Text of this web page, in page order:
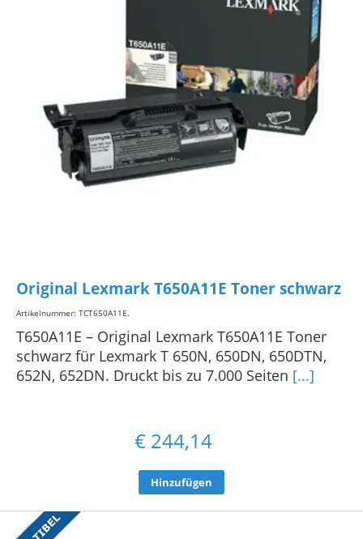
Original Lexmark T650A11E Toner schwarz
Artikelnummer: TCT650A11E.
T650A11E – Original Lexmark T650A11E Toner
schwarz für Lexmark T 650N, 650DN, 650DTN,
652N, 652DN. Druckt bis zu 7.000 Seiten [...]
€ 244,14
Hinzufügen